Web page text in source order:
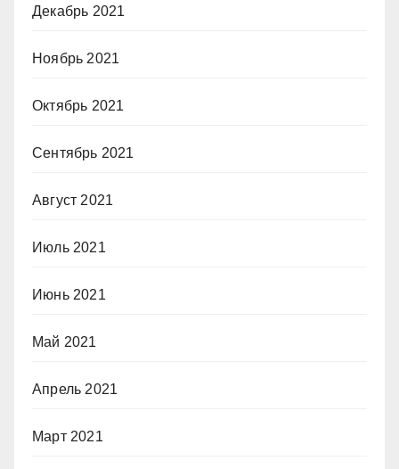
Декабрь 2021
Ноябрь 2021
Октябрь 2021
Сентябрь 2021
Август 2021
Июль 2021
Июнь 2021
Май 2021
Апрель 2021
Март 2021